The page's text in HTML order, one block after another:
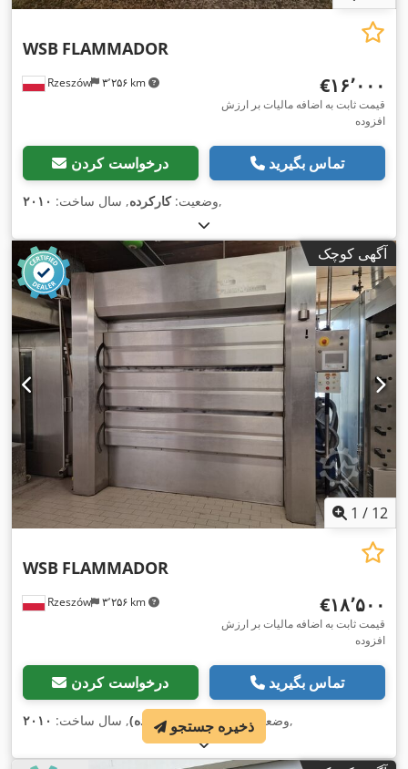
Rzeszów ۳٬۲۵۶ km
WSB FLAMMADOR
‎€۱۶٬۰۰۰
قیمت ثابت به اضافه مالیات بر ارزش
افزوده
درخواست کردن تماس بگیرید
وضعیت:کارکرده, سال ساخت: ۲۰۱۰ ,
آگهی کوچک
1 / 12
Rzeszów ۳٬۲۵۶ km
WSB FLAMMADOR
‎€۱۸٬۵۰۰
قیمت ثابت به اضافه مالیات بر ارزش
افزوده
درخواست کردن تماس بگیرید
وضعیت: بسیار خوب (کارکرده), سال ساخت: ۲۰۱۰ , ذخیره جستجو